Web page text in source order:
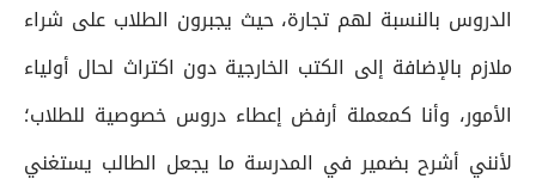
الدروس بالنسبة لهم تجارة، حيث يجبرون الطلاب على شراء
ملازم بالإضافة إلى الكتب الخارجية دون اكتراث لحال أولياء
الأمور، وأنا كمعملة أرفض إعطاء دروس خصوصية للطلاب؛
لأنني أشرح بضمير في المدرسة ما يجعل الطالب يستغني